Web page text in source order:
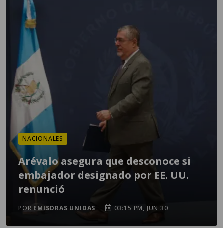
NACIONALES
Arévalo asegura que desconoce si
embajador designado por EE. UU.
renunció
POR EMISORAS UNIDAS 03:15 PM, JUN 30